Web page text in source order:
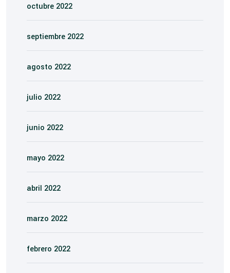
octubre 2022
septiembre 2022
agosto 2022
julio 2022
junio 2022
mayo 2022
abril 2022
marzo 2022
febrero 2022